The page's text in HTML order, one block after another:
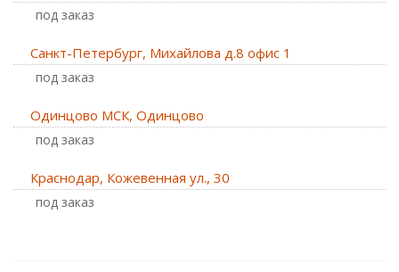
Под заказ
Санкт-Петербург, Михайлова д.8 офис 1
Под заказ
Одинцово МСК, Одинцово
Под заказ
Краснодар, Кожевенная ул., 30
Под заказ